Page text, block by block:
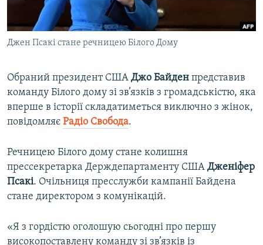
СВІДЧЕННЯ ОКУПАЦІЇ
УКРАЇНСЬКА ПРОБЛЕМА КРИМУ
ІНФОГРАФІКА
Qırımtatar
ДОЛУЧАЙСЯ!
Усі сайти RFE/RL
Джен Псакі стане речницею Білого Дому
Обраний президент США Джо Байден представив
команду Білого дому зі зв’язків з громадськістю, яка
вперше в історії складатиметься виключно з жінок,
повідомляє Радіо Свобода.
Речницею Білого дому стане колишня
прессекретарка Держдепартаменту США Дженіфер
Псакі. Очільниця пресслужби кампанії Байдена
стане директором з комунікацій.
«Я з гордістю оголошую сьогодні про першу
високопоставлену команду зі зв’язків із